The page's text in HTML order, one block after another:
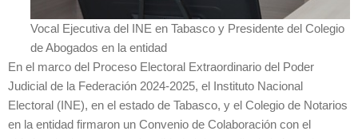
Vocal Ejecutiva del INE en Tabasco y Presidente del Colegio
de Abogados en la entidad
En el marco del Proceso Electoral Extraordinario del Poder
Judicial de la Federación 2024-2025, el Instituto Nacional
Electoral (INE), en el estado de Tabasco, y el Colegio de Notarios
en la entidad firmaron un Convenio de Colaboración con el